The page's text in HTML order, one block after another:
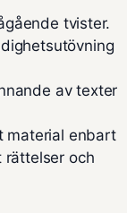
tvister.
av texter
material enbart
rättelser och